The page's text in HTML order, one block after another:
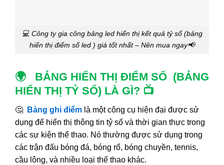
💻 Công ty gia công bảng led hiển thị kết quả tỷ số (bảng
hiển thị điểm số led ) giá tốt nhất – Nên mua ngay📢
🌍 BẢNG HIỂN THỊ ĐIỂM SỐ (BẢNG
HIỂN THỊ TỶ SỐ) LÀ GÌ? 📺
🤔 Bảng ghi điểm là một công cụ hiện đại được sử
dụng để hiển thị thông tin tỷ số và thời gian thực trong
các sự kiện thể thao. Nó thường được sử dụng trong
các trận đấu bóng đá, bóng rổ, bóng chuyền, tennis,
cầu lông, và nhiều loại thể thao khác.